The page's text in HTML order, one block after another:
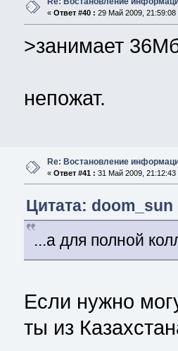
« Ответ #40 : 29 Май 2009, 21:59:08
>занимает
непожат.
Re: Востановление
« Ответ #41 : 31 Май 2009, 21:12:43
Цитата:
...а для полной
Если нужно
ты из